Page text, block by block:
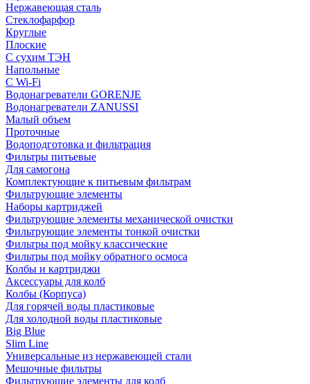
Нержавеющая сталь
Стеклофарфор
Круглые
Плоские
С сухим ТЭН
Напольные
С Wi-Fi
Водонагреватели GORENJE
Водонагреватели ZANUSSI
Малый объем
Проточные
Водоподготовка и фильтрация
Фильтры питьевые
Для самогона
Комплектующие к питьевым фильтрам
Фильтрующие элементы
Наборы картриджей
Фильтрующие элементы механической очистки
Фильтрующие элементы тонкой очистки
Фильтры под мойку классические
Фильтры под мойку обратного осмоса
Колбы и картриджи
Аксессуары для колб
Колбы (Корпуса)
Для горячей воды пластиковые
Для холодной воды пластиковые
Big Blue
Slim Line
Универсальные из нержавеющей стали
Мешочные фильтры
Фильтрующие элементы для колб